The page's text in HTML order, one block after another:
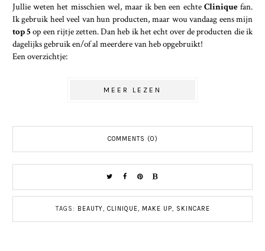
Jullie weten het misschien wel, maar ik ben een echte Cliniquefan.
Ik gebruik heel veel van hun producten, maar wou vandaag eens mijn
top 5op een rijtje zetten. Dan heb ik het echt over de producten die ik
dagelijks gebruik en/of al meerdere van heb opgebruikt!
Een overzichtje:
MEER LEZEN
COMMENTS (0)
TAGS: BEAUTY, CLINIQUE, MAKE UP, SKINCARE